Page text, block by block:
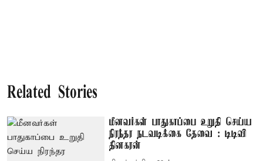
Related Stories
மீனவர்கள் பாதுகாப்பை உறுதி செய்ய
நிரந்தர நடவடிக்கை தேவை : டிடிவி
தினகரன்